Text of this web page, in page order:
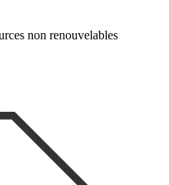
non renouvelables